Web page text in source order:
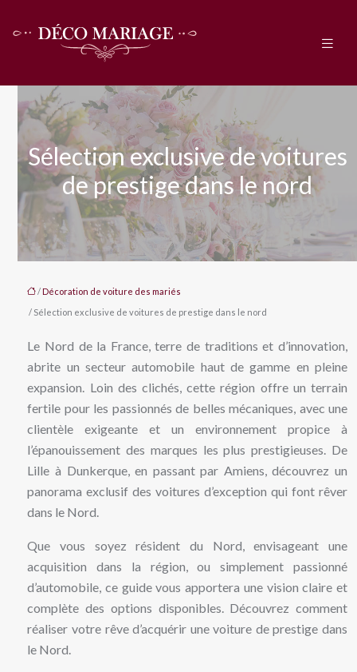
Sélection exclusive de voitures
de prestige dans le nord
/Décoration de voiture des mariés
/ Sélection exclusive de voitures de prestige dans le nord
Le Nord de la France, terre de traditions et d’innovation,
abrite un secteur automobile haut de gamme en pleine
expansion. Loin des clichés, cette région offre un terrain
fertile pour les passionnés de belles mécaniques, avec une
clientèle exigeante et un environnement propice à
l’épanouissement des marques les plus prestigieuses. De
Lille à Dunkerque, en passant par Amiens, découvrez un
panorama exclusif des voitures d’exception qui font rêver
dans le Nord.
Que vous soyez résident du Nord, envisageant une
acquisition dans la région, ou simplement passionné
d’automobile, ce guide vous apportera une vision claire et
complète des options disponibles. Découvrez comment
réaliser votre rêve d’acquérir une voiture de prestige dans
le Nord.